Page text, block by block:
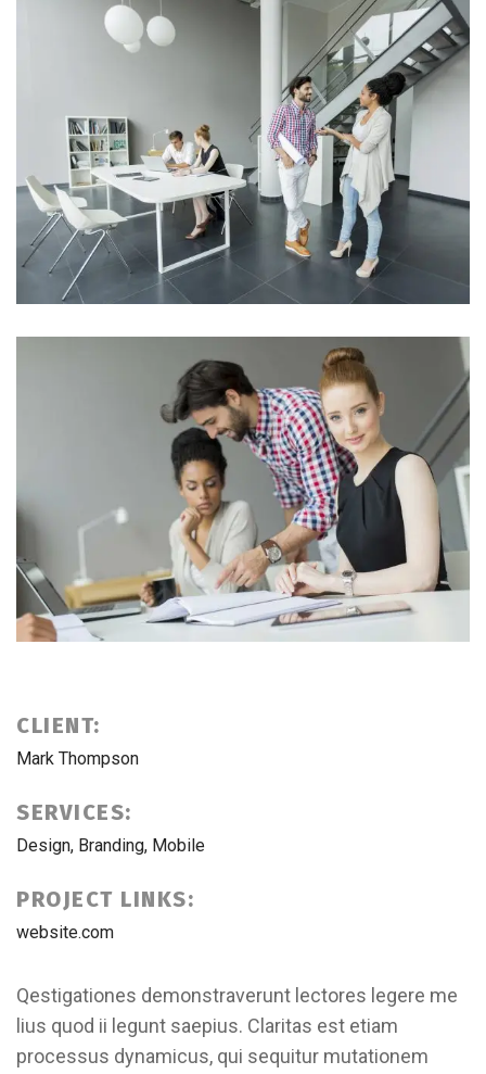
CLIENT:
Mark Thompson
SERVICES:
Design, Branding, Mobile
PROJECT LINKS:
website.com
Qestigationes demonstraverunt lectores legere me
lius quod ii legunt saepius. Claritas est etiam
processus dynamicus, qui sequitur mutationem